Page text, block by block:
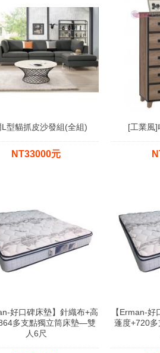
L型貓抓皮沙發組(全組)
NT33000元
[工業風]
好口碑床墊】針織布+高
多支點獨立筒床墊—雙
人6尺
【Erman-
蓬度+720